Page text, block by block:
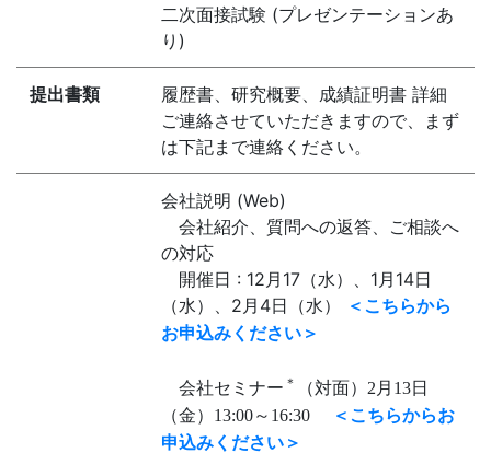
二次面接試験 (プレゼンテーションあ
り)
提出書類
履歴書、研究概要、成績証明書 詳細
ご連絡させていただきますので、まず
は下記まで連絡ください。
会社説明 (Web)
会社紹介、質問への返答、ご相談へ
の対応
開催日 : 12月17（水）、1月14日
（水）、2月4日（水）
＜こちらから
お申込みください＞
会社セミナー ＊
（対面）2月13日
（金）13:00～16:30
＜こちらからお
申込みください＞